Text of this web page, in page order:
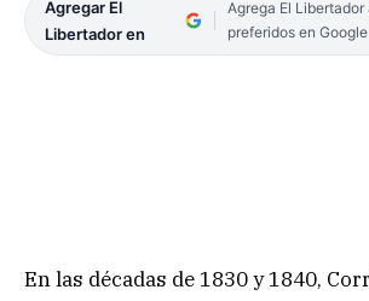
Agregar El
Libertador en
Agrega El Libertador
preferidos en Google
En las décadas de 1830 y 1840,